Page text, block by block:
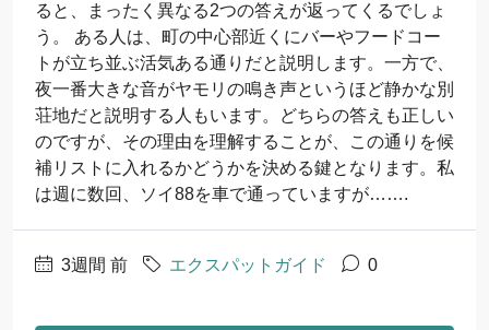
ると、まったく異なる2つの答えが返ってくるでしょ
う。 ある人は、町の中心部近くにバーやフードコー
トが立ち並ぶ活気ある通りだと説明します。一方で、
夜一番大きな音がヤモリの鳴き声というほど静かな別
荘地だと説明する人もいます。どちらの答えも正しい
のですが、その理由を理解することが、この通りを候
補リストに入れるかどうかを決める鍵となります。私
は週に数回、ソイ88を車で通っていますが…….
3週間 前 エクスパットガイド 0